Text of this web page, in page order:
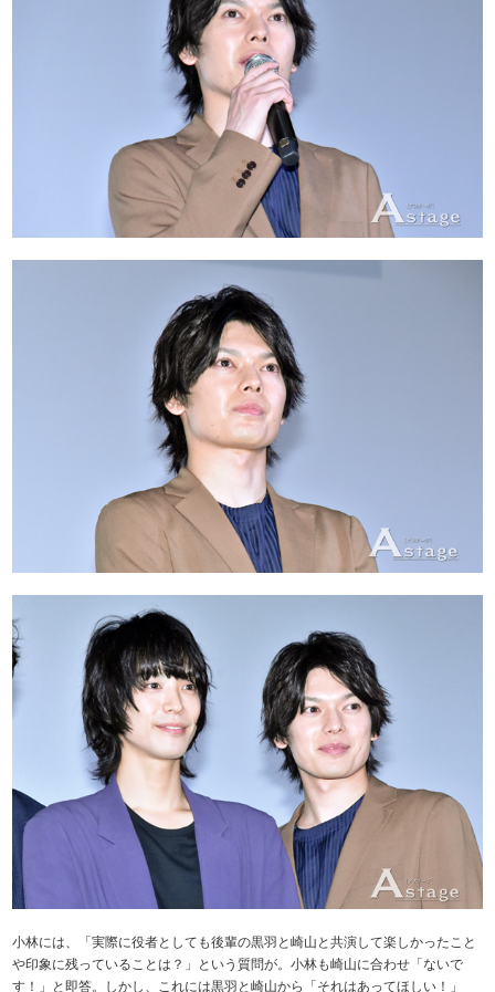
小林には、「実際に役者としても後輩の黒羽と崎山と共演して楽しかったこと
や印象に残っていることは？」という質問が。小林も崎山に合わせ「ないで
す！」と即答。しかし、これには黒羽と崎山から「それはあってほしい！」